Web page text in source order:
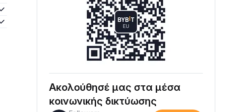
Ακολούθησέ μας στα μέσα
κοινωνικής δικτύωσης